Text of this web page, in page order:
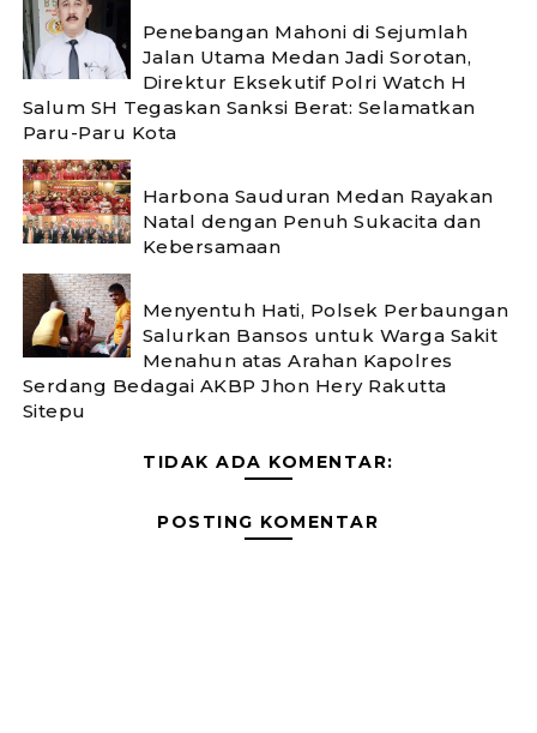
Penebangan Mahoni di Sejumlah
Jalan Utama Medan Jadi Sorotan,
Direktur Eksekutif Polri Watch H
Salum SH Tegaskan Sanksi Berat: Selamatkan
Paru-Paru Kota
Harbona Sauduran Medan Rayakan
Natal dengan Penuh Sukacita dan
Kebersamaan ‎
Menyentuh Hati, Polsek Perbaungan
Salurkan Bansos untuk Warga Sakit
Menahun atas Arahan Kapolres
Serdang Bedagai AKBP Jhon Hery Rakutta
Sitepu
TIDAK ADA KOMENTAR:
POSTING KOMENTAR